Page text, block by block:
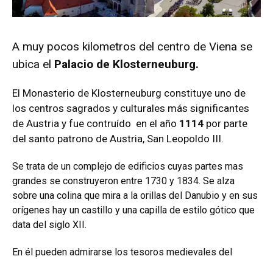
A muy pocos kilometros del centro de Viena se
ubica el Palacio de Klosterneuburg.
El Monasterio de Klosterneuburg constituye uno de
los centros sagrados y culturales más significantes
de Austria y fue contruído en el año 1114 por parte
del santo patrono de Austria, San Leopoldo III.
Se trata de un complejo de edificios cuyas partes mas
grandes se construyeron entre 1730 y 1834. Se alza
sobre una colina que mira a la orillas del Danubio y en sus
orígenes hay un castillo y una capilla de estilo gótico que
data del siglo XII.
En él pueden admirarse los tesoros medievales del